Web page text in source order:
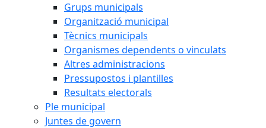
Grups municipals
Organització municipal
Tècnics municipals
Organismes dependents o vinculats
Altres administracions
Pressupostos i plantilles
Resultats electorals
Ple municipal
Juntes de govern